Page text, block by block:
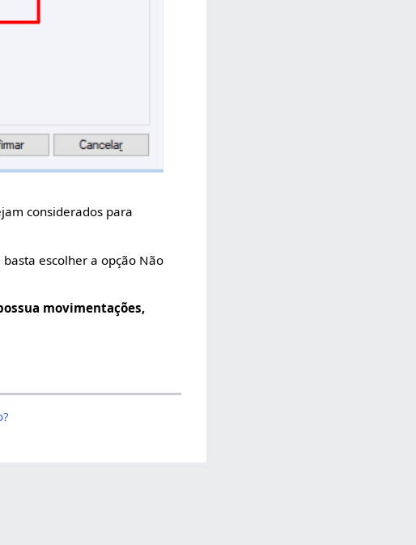
considerados para
escolher a opção Não
movimentações,